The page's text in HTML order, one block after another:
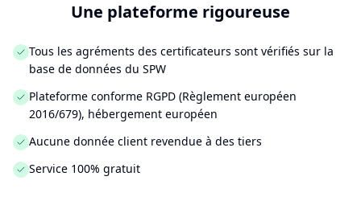
Une plateforme rigoureuse
Tous les agréments des certificateurs sont vérifiés sur la
base de données du SPW
Plateforme conforme RGPD (Règlement européen
2016/679), hébergement européen
Aucune donnée client revendue à des tiers
Service 100% gratuit